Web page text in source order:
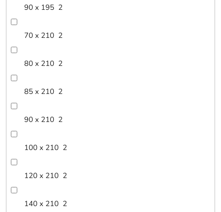
90 x 195 2
70 x 210 2
80 x 210 2
85 x 210 2
90 x 210 2
100 x 210 2
120 x 210 2
140 x 210 2